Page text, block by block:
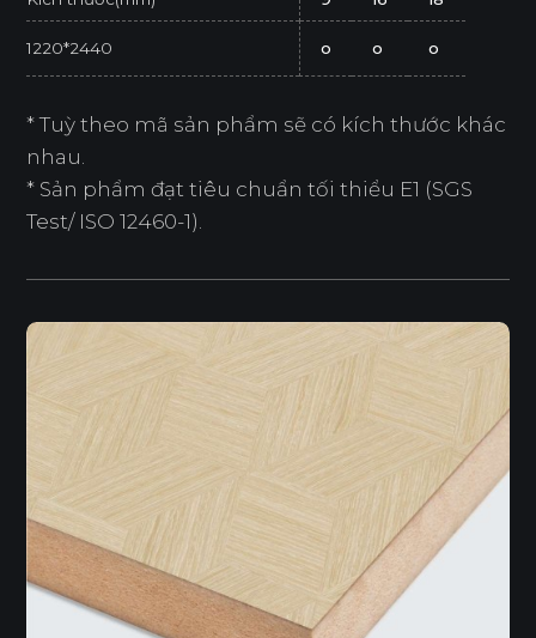
1220*2440 o o o
* Tuỳ theo mã sản phẩm sẽ có kích thước khác
nhau.
* Sản phẩm đạt tiêu chuẩn tối thiểu E1 (SGS
Test/ ISO 12460-1).